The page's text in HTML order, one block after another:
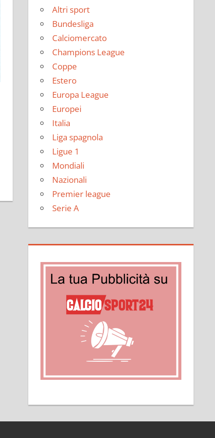
Altri sport
Bundesliga
Calciomercato
Champions League
Coppe
Estero
Europa League
Europei
Italia
Liga spagnola
Ligue 1
Mondiali
Nazionali
Premier league
Serie A